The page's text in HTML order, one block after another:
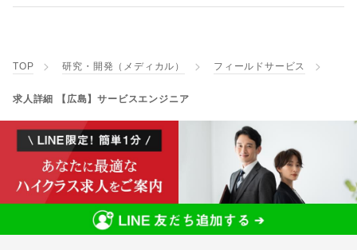
TOP 研究・開発（メディカル） フィールドサービス
求人詳細 【広島】サービスエンジニア